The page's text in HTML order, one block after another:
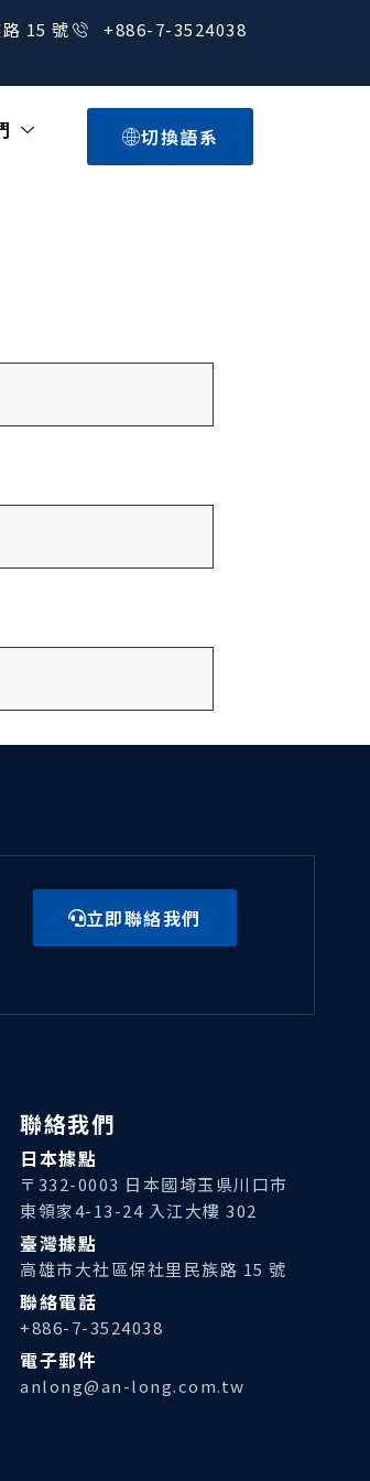
15 號 +886-7-3524038
切換語系
立即聯絡我們
聯絡我們
日本據點
〒332-0003 日本國埼玉県川口市
東領家4-13-24 入江大樓 302
臺灣據點
高雄市大社區保社里民族路 15 號
聯絡電話
+886-7-3524038
電子郵件
anlong@an-long.com.tw